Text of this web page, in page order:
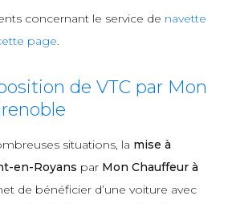
concernant le service de navette
page.
de VTC par Mon
situations, la mise à
en-Royans par Mon Chauffeur à
de bénéficier d’une voiture avec